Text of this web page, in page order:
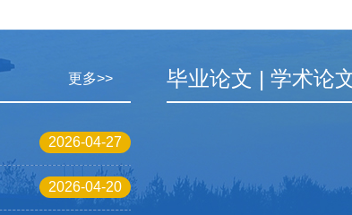
更多>>
2026-04-27
2026-04-20
毕业论文 | 学术论